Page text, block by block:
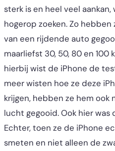
sterk is en heel veel
hogerop zoeken. Zo
van een rijdende auto
maarliefst 30, 50, 80 en 100
hierbij wist de iPhone de
meer wisten hoe ze deze
krijgen, hebben ze hem ook
lucht gegooid. Ook hier
Echter, toen ze de iPhone
smeten en niet alleen de